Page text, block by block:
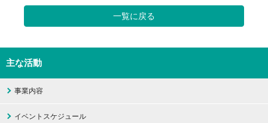
一覧に戻る
主な活動
事業内容
イベントスケジュール